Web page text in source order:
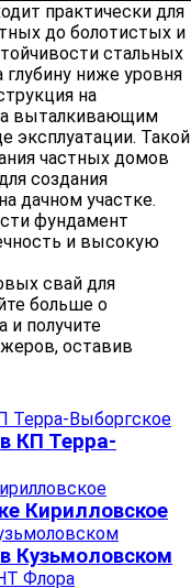
практически для
до болотистых и
стальных
глубину ниже уровня
на
выталкивающим
эксплуатации. Такой
частных домов
создания
дачном участке.
фундамент
и высокую
свай для
больше о
и получите
оставив
КП Терра-
Кирилловское
Кузьмоловском